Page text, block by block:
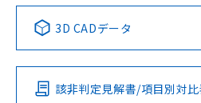
Pb Hg
O
この製品の
その他の認証はこちらの
3D CADデータ
該非判定見解書/項目別対比